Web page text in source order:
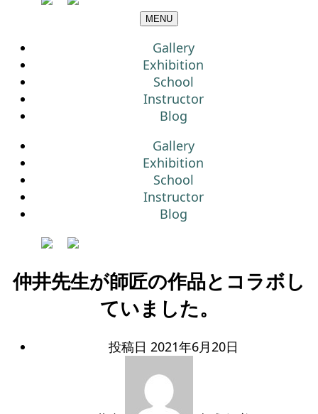
MENU
Gallery
Exhibition
School
Instructor
Blog
Gallery
Exhibition
School
Instructor
Blog
仲井先生が師匠の作品とコラボし
ていました。
投稿日 2021年6月20日